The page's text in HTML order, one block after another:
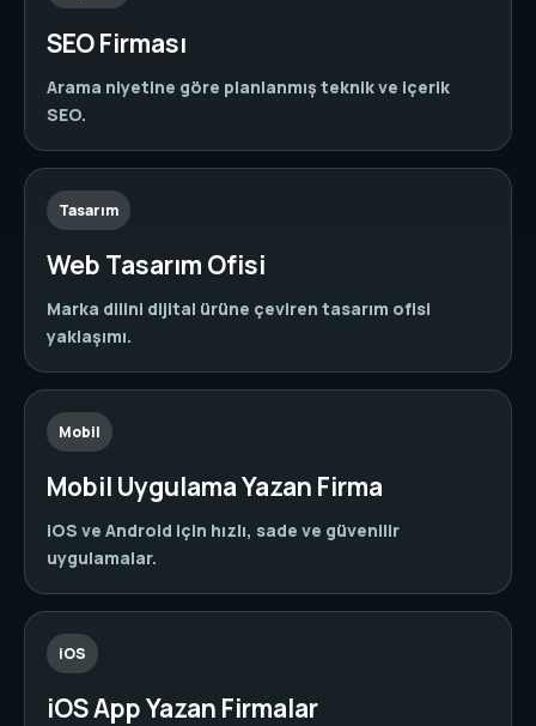
SEO Firması
Arama niyetine göre planlanmış teknik ve içerik
SEO.
Tasarım
Web Tasarım Ofisi
Marka dilini dijital ürüne çeviren tasarım ofisi
yaklaşımı.
Mobil
Mobil Uygulama Yazan Firma
iOS ve Android için hızlı, sade ve güvenilir
uygulamalar.
iOS
iOS App Yazan Firmalar